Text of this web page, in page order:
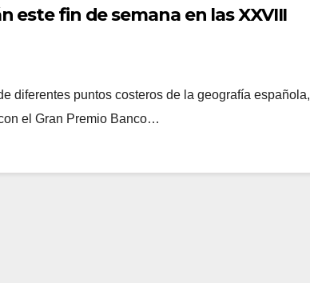
fin de semana en las XXVIII
diferentes puntos costeros de la geografía española,
el Gran Premio Banco…